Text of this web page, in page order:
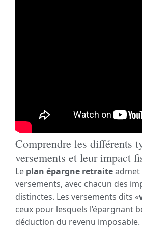
Comprendre les différents
versements et leur impact
Le plan épargne retraiteadmet
versements, avec chacun des
distinctes. Les versements dits «
ceux pour lesquels l’épargnant
déduction du revenu imposable.